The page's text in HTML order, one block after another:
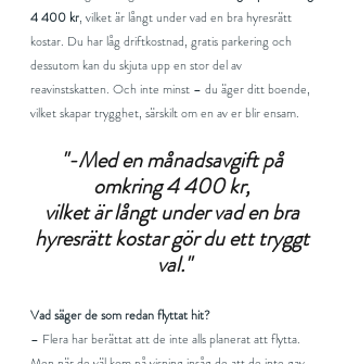
4 400 kr, vilket är långt under vad en bra hyresrätt
kostar. Du har låg driftkostnad, gratis parkering och
dessutom kan du skjuta upp en stor del av
reavinstskatten. Och inte minst – du äger ditt boende,
vilket skapar trygghet, särskilt om en av er blir ensam.
"-Med en månadsavgift på
omkring 4 400 kr,
vilket är långt under vad en bra
hyresrätt kostar gör du ett tryggt
val."
Vad säger de som redan flyttat hit?
– Flera har berättat att de inte alls planerat att flytta.